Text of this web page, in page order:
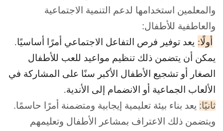
والمعلمين استخدامها لدعم التنمية الاجتماعية
والعاطفية للأطفال:
أولًا: يعد توفير فرص التفاعل الاجتماعي أمرًا أساسيًا.
يمكن أن يتضمن ذلك تنظيم مواعيد للعب للأطفال
الصغار أو تشجيع الأطفال الأكبر سنًا على المشاركة في
الألعاب الجماعية أو الانضمام إلى الأندية.
ثانيًا: يعد بناء بيئة تعليمية إيجابية ومتضمنة أمرًا حاسمًا.
ويتضمن ذلك الاعتراف بمشاعر الأطفال وتعليمهم